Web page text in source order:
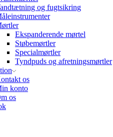
og fugtsikring
Ekspanderende mørtel
Støbemørtler
Specialmørtler
Tyndpuds og afretningsmørtler
os
konto
os